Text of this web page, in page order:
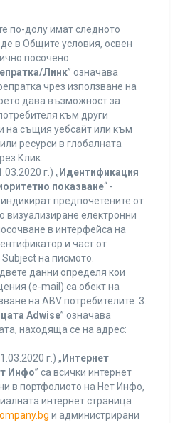
по-долу имат следното
в Общите условия, освен
посочено:
Линк” означава
чрез използване на
дава възможност за
към други
на същия уебсайт или към
ресурси в глобалната
Клик.
г.) „ Идентификация
показване“ -
предпочетените от
визуализиране електронни
в интерфейса на
и част от
на писмото.
данни определя кои
(e-mail) са обект на
на ABV потребителите. 3.
Adwise” означава
находяща се на адрес:
г.) „ Интернет
Инфо” са всички интернет
в портфолиото на Нет Инфо,
интернет страница
и администрирани